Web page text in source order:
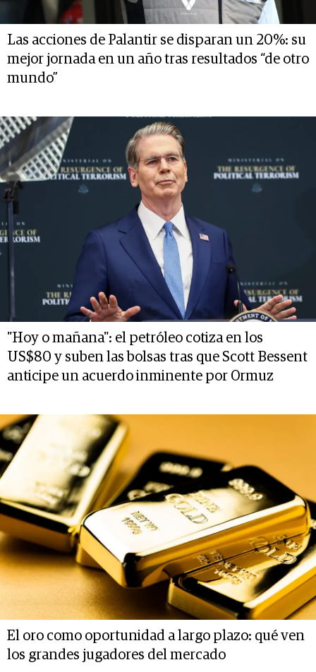
Las acciones de Palantir se disparan un 20%: su
mejor jornada en un año tras resultados “de otro
mundo”
"Hoy o mañana": el petróleo cotiza en los
US$80 y suben las bolsas tras que Scott Bessent
anticipe un acuerdo inminente por Ormuz
El oro como oportunidad a largo plazo: qué ven
los grandes jugadores del mercado